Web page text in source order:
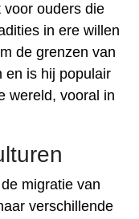
ouders die
in ere willen
de grenzen van
en is hij populair
wereld, vooral in
migratie van
verschillende